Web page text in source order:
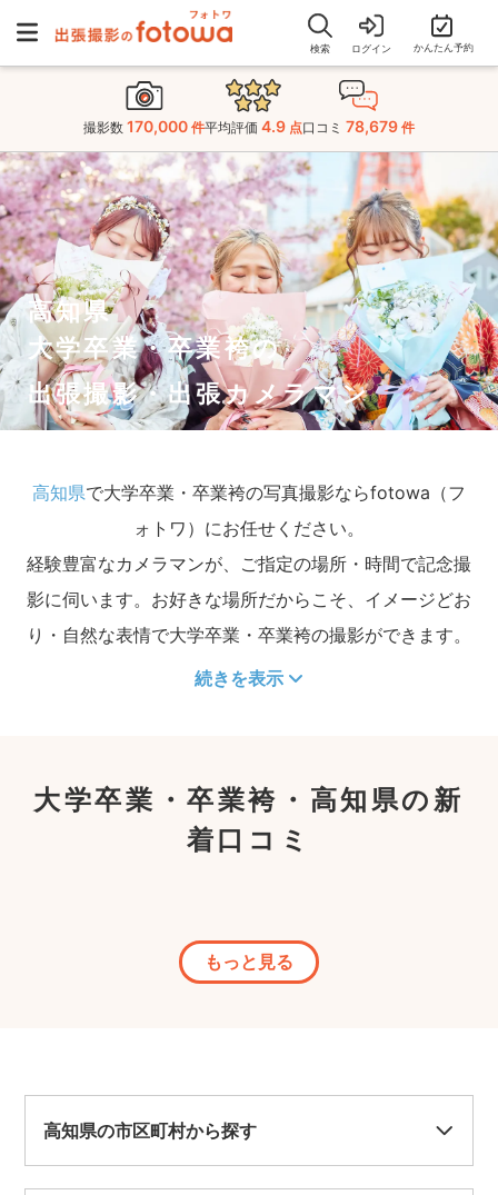
検索 ログイン かんたん予約
撮影数 170,000 件平均評価 4.9 点口コミ 78,679 件
高知県
大学卒業・卒業袴の
出張撮影・出張カメラマン
高知県で大学卒業・卒業袴の写真撮影ならfotowa（フ
ォトワ）にお任せください。
経験豊富なカメラマンが、ご指定の場所・時間で記念撮
影に伺います。お好きな場所だからこそ、イメージどお
り・自然な表情で大学卒業・卒業袴の撮影ができます。
続きを表示
大学卒業・卒業袴・高知県の新
着口コミ
もっと見る
高知県の市区町村から探す